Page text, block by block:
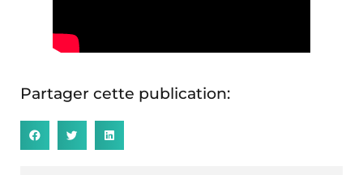
Partager cette publication: